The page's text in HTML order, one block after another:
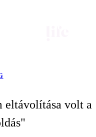
eltávolítása volt a